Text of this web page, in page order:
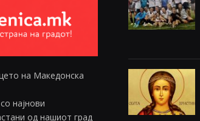
на Македонска
најнови
од нашиот град